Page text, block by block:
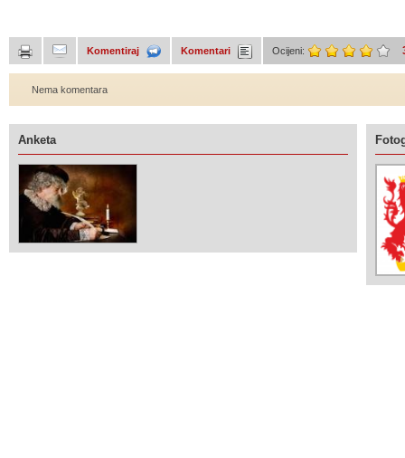
Komentiraj Komentari Ocijeni:
Nema komentara
Anketa